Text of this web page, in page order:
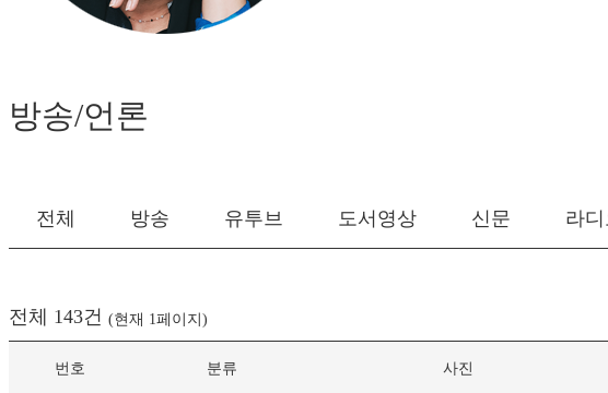
방송/언론
전체 방송 유투브 도서영상 신문 라
전체 143건 (현재 1페이지)
번호 분류 사진